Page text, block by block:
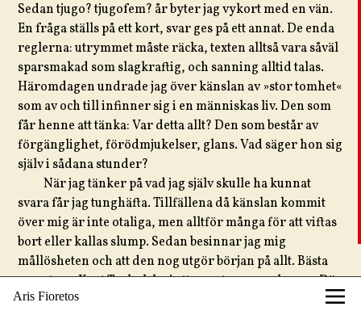
Aris Fioretos
Sedan tjugo? tjugofem? år byter jag vykort med en vän.
En fråga ställs på ett kort, svar ges på ett annat. De enda
reglerna: utrymmet måste räcka, texten alltså vara såväl
sparsmakad som slagkraftig, och sanning alltid talas.
Häromdagen undrade jag över känslan av »stor tomhet«
som av och till infinner sig i en människas liv. Den som
får henne att tänka: Var detta allt? Den som består av
förgänglighet, förödmjukelser, glans. Vad säger hon sig
själv i sådana stunder?
När jag tänker på vad jag själv skulle ha kunnat
svara får jag tunghäfta. Tillfällena då känslan kommit
över mig är inte otaliga, men alltför många för att viftas
bort eller kallas slump. Sedan besinnar jag mig
mållösheten och att den nog utgör början på allt. Bästa
svaret gav Kurt Tucholsky i ett annat sammanhang: »Där
det finns ett hål, finns en kant.«